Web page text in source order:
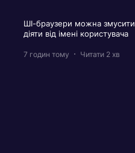
ШІ-браузери можна змусити
діяти від імені користувача
7 годин тому Читати 2 хв